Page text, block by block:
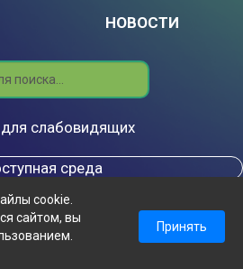
НОВОСТИ
слабовидящих
среда
и бизнеса» Международного
имени Анатолия Собчака © 2026
cookie.
сайтом, вы
Принять